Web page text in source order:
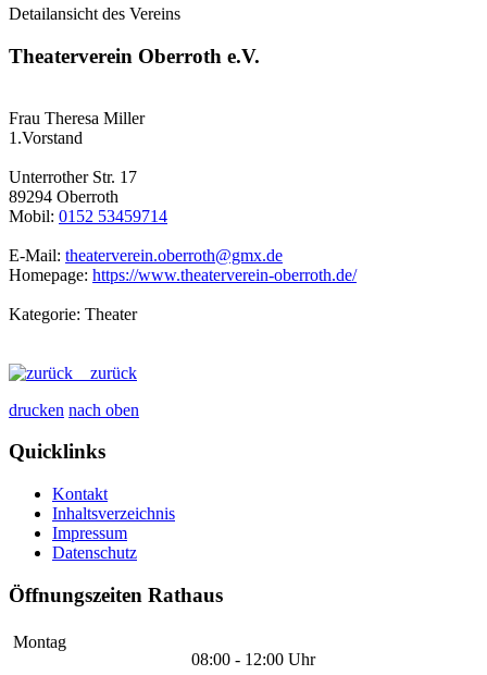
Detailansicht des Vereins
Theaterverein Oberroth e.V.
Frau Theresa Miller
1.Vorstand
Unterrother Str. 17
89294 Oberroth
Mobil: 0152 53459714
E-Mail: theaterverein.oberroth@gmx.de
Homepage: https://www.theaterverein-oberroth.de/
Kategorie: Theater
zurück
drucken nach oben
Quicklinks
Kontakt
Inhaltsverzeichnis
Impressum
Datenschutz
Öffnungszeiten Rathaus
Montag
08:00 - 12:00 Uhr